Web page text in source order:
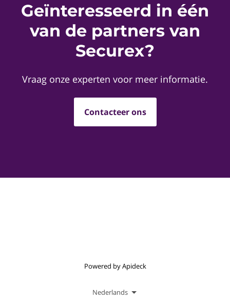
Geïnteresseerd in één
van de partners van
Securex?
Vraag onze experten voor meer informatie.
Contacteer ons
Powered by Apideck
Nederlands